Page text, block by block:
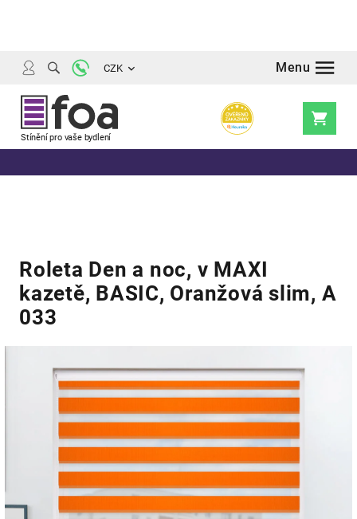
CZK
Nákupní
Roleta Den a noc, v MAXI
kazetě, BASIC, Oranžová slim, A
033